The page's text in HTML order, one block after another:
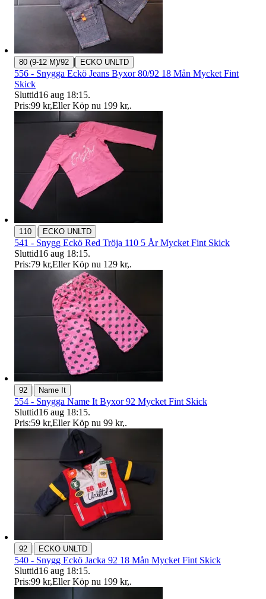
80 (9-12 M)/92 | ECKO UNLTD
556 - Snygga Eckö Jeans Byxor 80/92 18 Mån Mycket Fint
Skick
Sluttid16 aug 18:15.
Pris:99 kr,Eller Köp nu 199 kr,.
110 | ECKO UNLTD
541 - Snygg Eckö Red Tröja 110 5 År Mycket Fint Skick
Sluttid16 aug 18:15.
Pris:79 kr,Eller Köp nu 129 kr,.
92 | Name It
554 - Snygga Name It Byxor 92 Mycket Fint Skick
Sluttid16 aug 18:15.
Pris:59 kr,Eller Köp nu 99 kr,.
92 | ECKO UNLTD
540 - Snygg Eckö Jacka 92 18 Mån Mycket Fint Skick
Sluttid16 aug 18:15.
Pris:99 kr,Eller Köp nu 199 kr,.